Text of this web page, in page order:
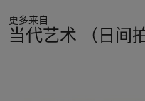
更多来自
当代艺术 （日间